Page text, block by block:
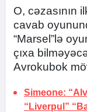
O, cəzasının
cavab
“Marsel”lə
çıxa
Avrokubok
Simeone:
“Liverpul”